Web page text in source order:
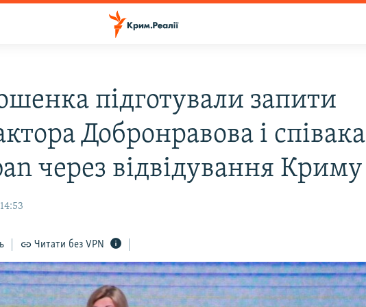
підготували запити
Добронравова і співака
через відвідування Криму
Читати без VPN